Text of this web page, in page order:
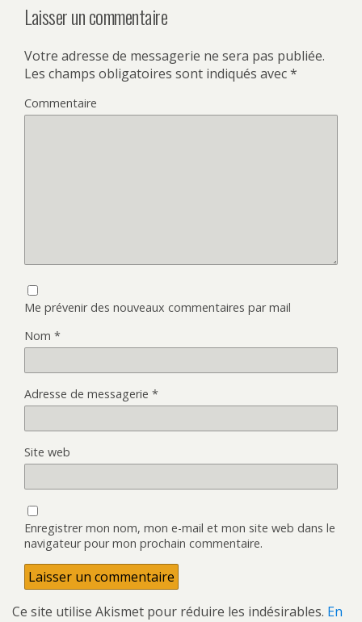
Laisser un commentaire
Votre adresse de messagerie ne sera pas publiée.
Les champs obligatoires sont indiqués avec*
Commentaire
Me prévenir des nouveaux commentaires par mail
Nom *
Adresse de messagerie *
Site web
Enregistrer mon nom, mon e-mail et mon site web dans le
navigateur pour mon prochain commentaire.
Ce site utilise Akismet pour réduire les indésirables. En